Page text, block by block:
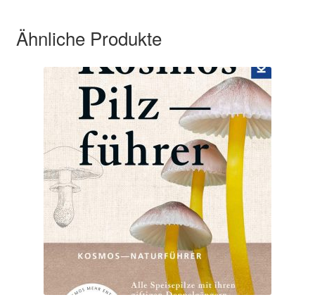
Ähnliche Produkte